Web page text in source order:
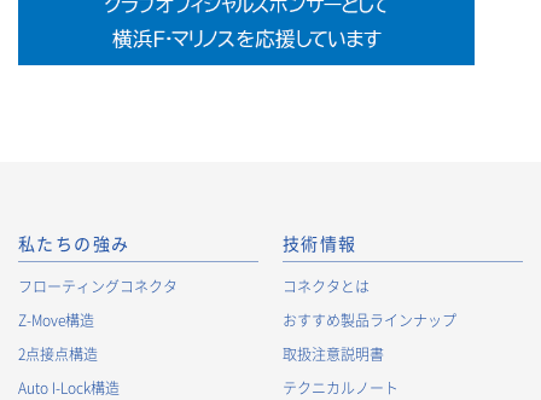
私たちの強み
フローティングコネクタ
Z-Move構造
2点接点構造
Auto I-Lock構造
技術情報
コネクタとは
おすすめ製品ラインナップ
取扱注意説明書
テクニカルノート